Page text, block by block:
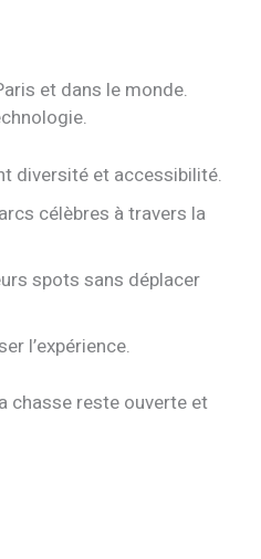
et dans le monde.
diversité et accessibilité.
célèbres à travers la
spots sans déplacer
l’expérience.
chasse reste ouverte et